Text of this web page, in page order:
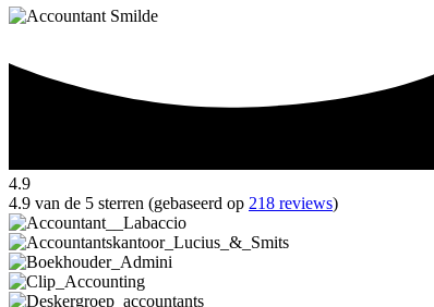
4.9
4.9 van de 5 sterren (gebaseerd op 218 reviews)